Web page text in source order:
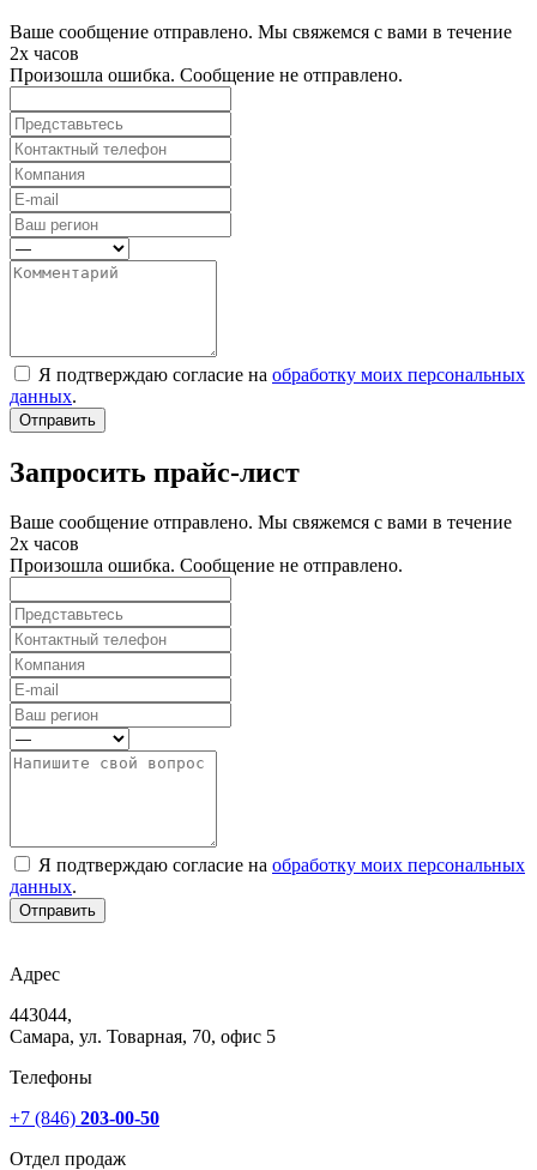
Ваше сообщение отправлено. Мы свяжемся с вами в течение
2х часов
Произошла ошибка. Сообщение не отправлено.
Я подтверждаю согласие на обработку моих персональных
данных.
Отправить
Запросить прайс-лист
Ваше сообщение отправлено. Мы свяжемся с вами в течение
2х часов
Произошла ошибка. Сообщение не отправлено.
Я подтверждаю согласие на обработку моих персональных
данных.
Отправить
Адрес
443044,
Самара, ул. Товарная, 70, офис 5
Телефоны
+7 (846) 203-00-50
Отдел продаж